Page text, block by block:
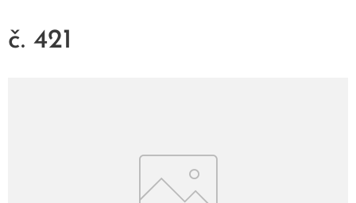
č. 421